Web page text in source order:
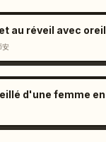
au réveil avec
安
d'une femme